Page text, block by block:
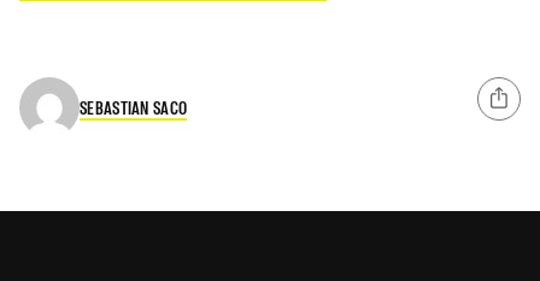
SEBASTIAN SACO